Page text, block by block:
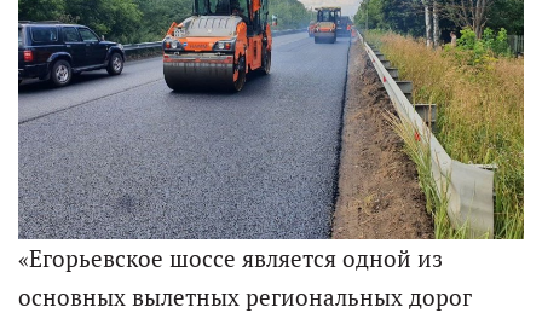
«Егорьевское шоссе является одной из
основных вылетных региональных дорог